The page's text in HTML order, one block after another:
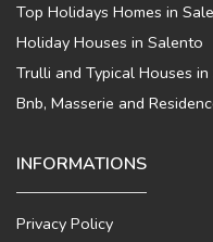
Top Holidays Homes in
Holiday Houses in Salento
Trulli and Typical Houses
Bnb, Masserie and
INFORMATIONS
Privacy Policy